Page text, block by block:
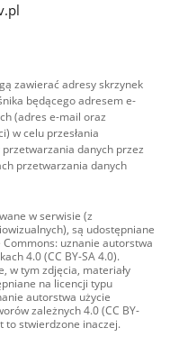
zawierać adresy skrzynek
będącego adresem e-
(adres e-mail oraz
w celu przesłania
przetwarzania danych przez
przetwarzania danych
w serwisie (z
są udostępniane
uznanie autorstwa
4.0 (CC BY-SA 4.0).
w tym zdjęcia, materiały
na licencji typu
autorstwa użycie
zależnych 4.0 (CC BY-
to stwierdzone inaczej.